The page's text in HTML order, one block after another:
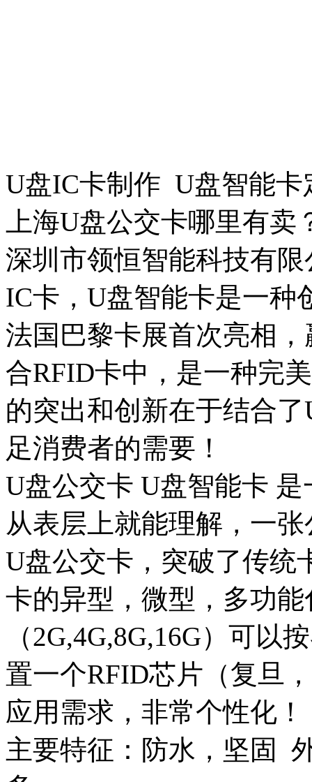
U盘IC卡制作 U盘智能卡
上海U盘公交卡哪里有
深圳市领恒智能科技有
IC卡，U盘智能卡是一种
法国巴黎卡展首次亮相
合RFID卡中，是一种完
的突出和创新在于结合
足消费者的需要！
U盘公交卡 U盘智能卡
从表层上就能理解，一
U盘公交卡，突破了传统
卡的异型，微型，多功
（2G,4G,8G,16G）可以
置一个RFID芯片（复旦
应用需求，非常个性化！
主要特征：防水，坚固